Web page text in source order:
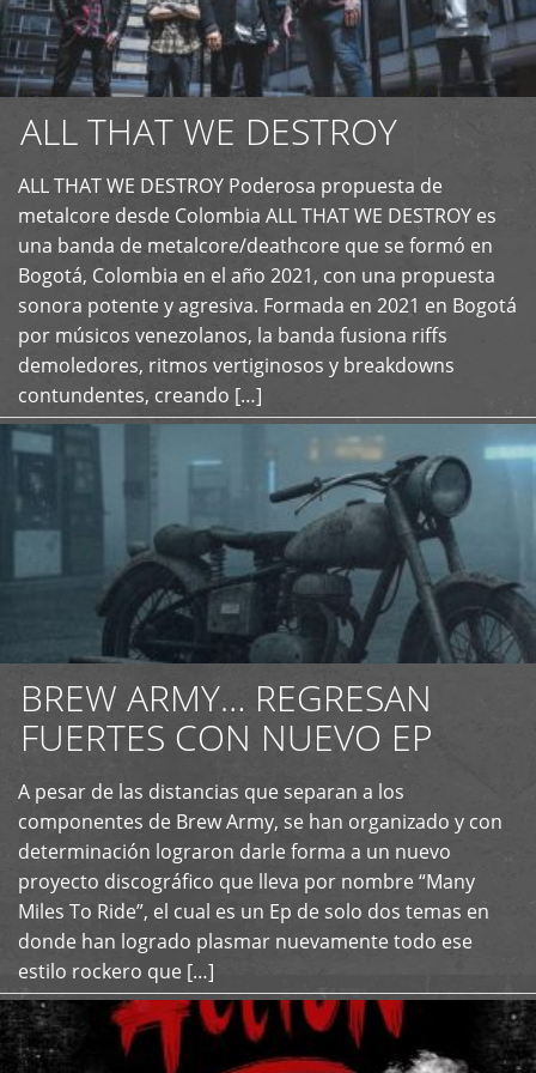
ALL THAT WE DESTROY
ALL THAT WE DESTROY Poderosa propuesta de
metalcore desde Colombia ALL THAT WE DESTROY es
una banda de metalcore/deathcore que se formó en
Bogotá, Colombia en el año 2021, con una propuesta
sonora potente y agresiva. Formada en 2021 en Bogotá
por músicos venezolanos, la banda fusiona riffs
demoledores, ritmos vertiginosos y breakdowns
contundentes, creando […]
+
BREW ARMY… REGRESAN
FUERTES CON NUEVO EP
A pesar de las distancias que separan a los
componentes de Brew Army, se han organizado y con
determinación lograron darle forma a un nuevo
proyecto discográfico que lleva por nombre “Many
Miles To Ride”, el cual es un Ep de solo dos temas en
donde han logrado plasmar nuevamente todo ese
estilo rockero que […]
+